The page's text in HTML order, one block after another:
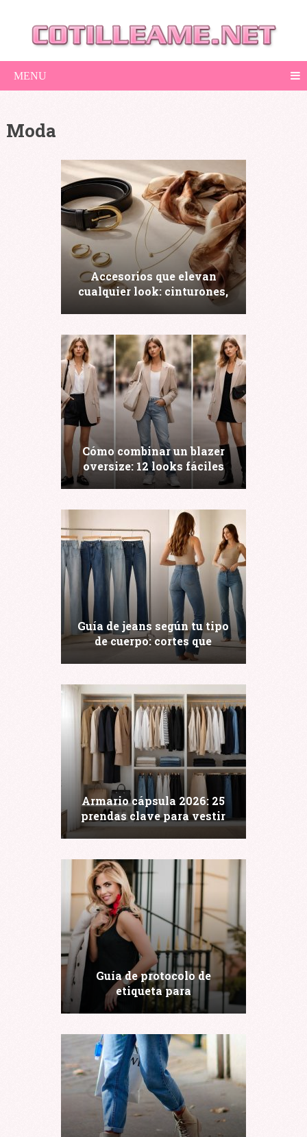
MENU
Moda
Accesorios que elevan
cualquier look: cinturones,
pañuelos y joyas (con
Cómo combinar un blazer
oversize: 12 looks fáciles
para oficina, finde y noche
Guía de jeans según tu tipo
de cuerpo: cortes que
estilizan (y cuáles evitar)
Armario cápsula 2026: 25
prendas clave para vestir
bien todo el año sin
Guía de protocolo de
etiqueta para
acompañantes de lujo